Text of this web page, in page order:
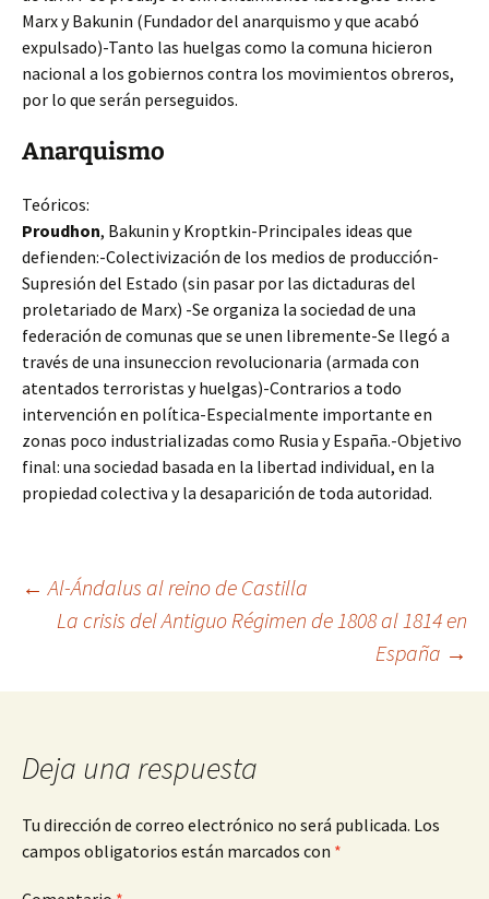
Marx y Bakunin (Fundador del anarquismo y que acabó
expulsado)-Tanto las huelgas como la comuna hicieron
nacional a los gobiernos contra los movimientos obreros,
por lo que serán perseguidos.
Anarquismo
Teóricos:
Proudhon, Bakunin y Kroptkin-Principales ideas que
defienden:-Colectivización de los medios de producción-
Supresión del Estado (sin pasar por las dictaduras del
proletariado de Marx) -Se organiza la sociedad de una
federación de comunas que se unen libremente-Se llegó a
través de una insuneccion revolucionaria (armada con
atentados terroristas y huelgas)-Contrarios a todo
intervención en política-Especialmente importante en
zonas poco industrializadas como Rusia y España.-Objetivo
final: una sociedad basada en la libertad individual, en la
propiedad colectiva y la desaparición de toda autoridad.
Navegación
← Al-Ándalus al reino de Castilla
La crisis del Antiguo Régimen de 1808 al 1814 en
España →
Deja una respuesta
Tu dirección de correo electrónico no será publicada. Los
campos obligatorios están marcados con *